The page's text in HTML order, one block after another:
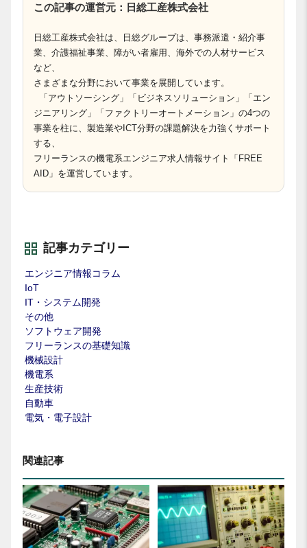
この記事の運営元：日総工産株式会社
日総工産株式会社は、日総グループは、事務派遣・紹介事
業、介護福祉事業、障がい者雇用、海外での人材サービス
など、
さまざまな分野において事業を展開しています。
「アウトソーシング」「ビジネスソリューション」「エン
ジニアリング」「ファクトリーオートメーション」の4つの
事業を柱に、製造業やICT分野の課題解決を力強くサポート
する、
フリーランスの機電系エンジニア求人情報サイト「FREE
AID」を運営しています。
記事カテゴリー
エンジニア情報コラム
IoT
IT・システム開発
その他
ソフトウェア開発
フリーランスの基礎知識
機械設計
機電系
生産技術
自動車
電気・電子設計
関連記事